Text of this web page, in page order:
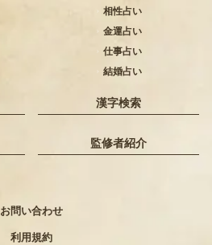
相性占い
金運占い
仕事占い
結婚占い
漢字検索
監修者紹介
お問い合わせ
利用規約